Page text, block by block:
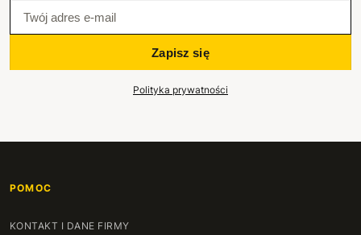
Zapisz się
Polityka prywatności
POMOC
KONTAKT I DANE FIRMY